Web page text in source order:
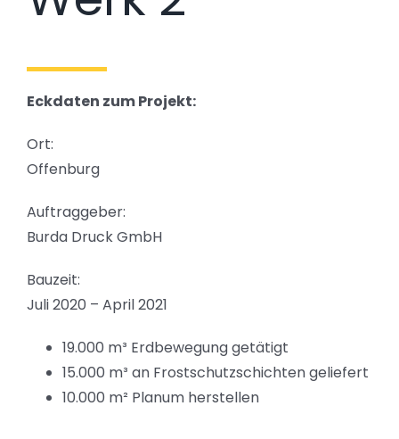
Eckdaten zum Projekt:
Ort:
Offenburg
Auftraggeber:
Burda Druck GmbH
Bauzeit:
Juli 2020 – April 2021
19.000 m³ Erdbewegung getätigt
15.000 m³ an Frostschutzschichten geliefert
10.000 m² Planum herstellen